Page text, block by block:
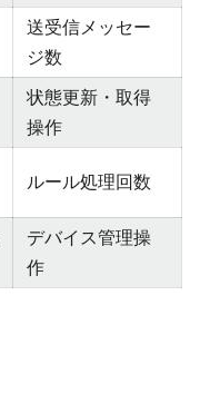
送受信メッセー
ジ数
状態更新・取得
操作
ルール処理回数
デバイス管理操
作